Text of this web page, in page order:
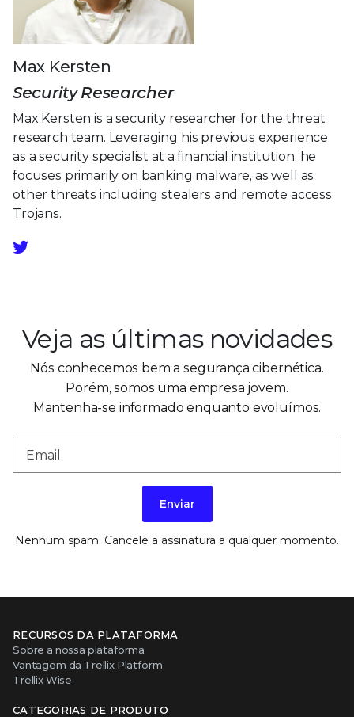
Max Kersten
Security Researcher
Max Kersten is a security researcher for the threat
research team. Leveraging his previous experience
as a security specialist at a financial institution, he
focuses primarily on banking malware, as well as
other threats including stealers and remote access
Trojans.
Veja as últimas novidades
Nós conhecemos bem a segurança cibernética.
Porém, somos uma empresa jovem.
Mantenha-se informado enquanto evoluímos.
Enviar
Nenhum spam. Cancele a assinatura a qualquer momento.
RECURSOS DA PLATAFORMA
Sobre a nossa plataforma
Vantagem da Trellix Platform
Trellix Wise
CATEGORIAS DE PRODUTO